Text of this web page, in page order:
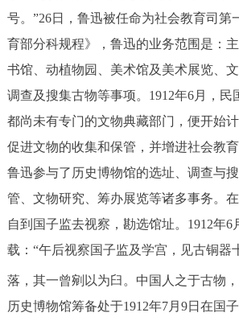
号。”26日，鲁迅被任命为社会教育司第
育部分科规程》，鲁迅的业务范围是：
书馆、动植物园、美术馆及美术展览、文
调查及搜集古物等事项。1912年6月，民
都尚未有专门的文物典藏部门，便开始
促进文物的收集和保管，并增进社会教
鲁迅参与了历史博物馆的选址、调查与
管、文物研究、筹办展览等诸多事务。
自到国子监去视察，勘选馆址。1912年6
载：“午后视察国子监及学宫，见古铜器
落，其一曾剜以为臼。中国人之于古物
历史博物馆筹备处于1912年7月9日在国